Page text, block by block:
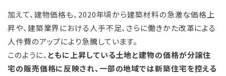
加えて、建物価格も、2020年頃から建築材料の急激な価格上
昇や、建築業界における人手不足、さらに働きかた改革による
人件費のアップにより急騰しています。
このように、 ともに上昇している土地と建物の価格が分譲住
宅の販売価格に反映され、一部の地域では新築住宅を控える